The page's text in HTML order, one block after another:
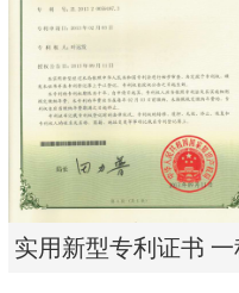
实用新型专利证书 一